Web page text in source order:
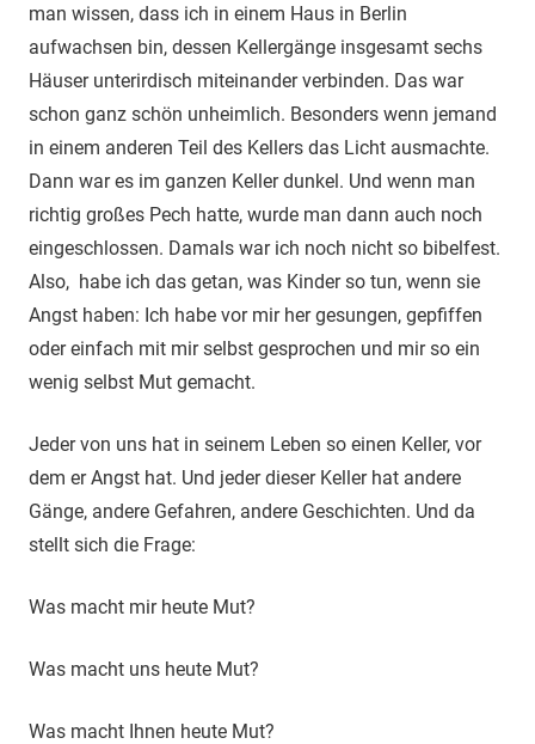
man wissen, dass ich in einem Haus in Berlin
aufwachsen bin, dessen Kellergänge insgesamt sechs
Häuser unterirdisch miteinander verbinden. Das war
schon ganz schön unheimlich. Besonders wenn jemand
in einem anderen Teil des Kellers das Licht ausmachte.
Dann war es im ganzen Keller dunkel. Und wenn man
richtig großes Pech hatte, wurde man dann auch noch
eingeschlossen. Damals war ich noch nicht so bibelfest.
Also, habe ich das getan, was Kinder so tun, wenn sie
Angst haben: Ich habe vor mir her gesungen, gepfiffen
oder einfach mit mir selbst gesprochen und mir so ein
wenig selbst Mut gemacht.
Jeder von uns hat in seinem Leben so einen Keller, vor
dem er Angst hat. Und jeder dieser Keller hat andere
Gänge, andere Gefahren, andere Geschichten. Und da
stellt sich die Frage:
Was macht mir heute Mut?
Was macht uns heute Mut?
Was macht Ihnen heute Mut?